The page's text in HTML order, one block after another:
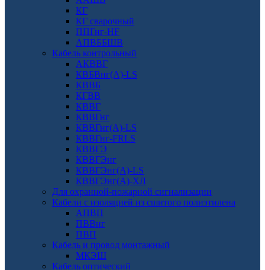
КГ
КГ сварочный
ППГнг-HF
АПВББШВ
Кабель контрольный
АКВВГ
КВБВнг(А)-LS
КВВБ
КГВВ
КВВГ
КВВГнг
КВВГнг(А)-LS
КВВГнг-FRLS
КВВГЭ
КВВГЭнг
КВВГЭнг(А)-LS
КВВГЭнг(А)-ХЛ
Для охранной-пожарной сигнализации
Кабели с изоляцией из сшитого полиэтилена
АПВП
ПВВнг
ПВП
Кабель и провод монтажный
МКЭШ
Кабель оптический